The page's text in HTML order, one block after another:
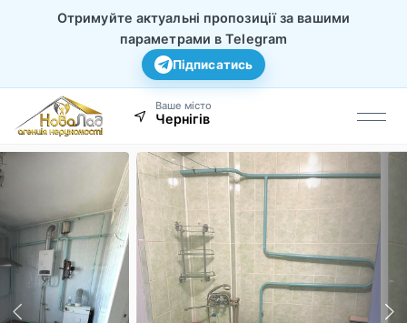
Отримуйте актуальні пропозиції за вашими
параметрами в Telegram
Підписатись
Ваше місто
Чернігів